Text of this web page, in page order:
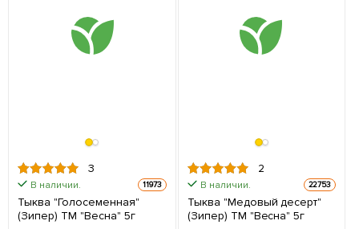
3
В наличии. 11973
Тыква "Голосеменная"
(Зипер) ТМ "Весна" 5г
2
В наличии. 22753
Тыква "Медовый десерт"
(Зипер) ТМ "Весна" 5г